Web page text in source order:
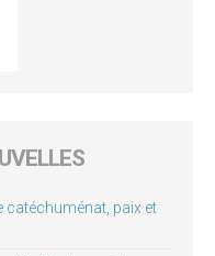
catéchuménat, paix et